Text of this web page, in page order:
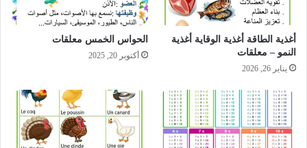
أغذية الطاقة أغذية الوقاية أغذية
النمو – معلقات
يناير 26, 2026
الحواس الخمس معلقات
أكتوبر 20, 2025